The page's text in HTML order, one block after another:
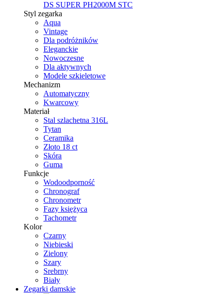
DS SUPER PH2000M STC
Styl zegarka
Aqua
Vintage
Dla podróżników
Eleganckie
Nowoczesne
Dla aktywnych
Modele szkieletowe
Mechanizm
Automatyczny
Kwarcowy
Materiał
Stal szlachetna 316L
Tytan
Ceramika
Złoto 18 ct
Skóra
Guma
Funkcje
Wodoodporność
Chronograf
Chronometr
Fazy księżyca
Tachometr
Kolor
Czarny
Niebieski
Zielony
Szary
Srebrny
Biały
Zegarki damskie